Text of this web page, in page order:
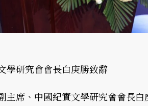
學研究會會長白庚勝致辭
主席、中國紀實文學研究會會長